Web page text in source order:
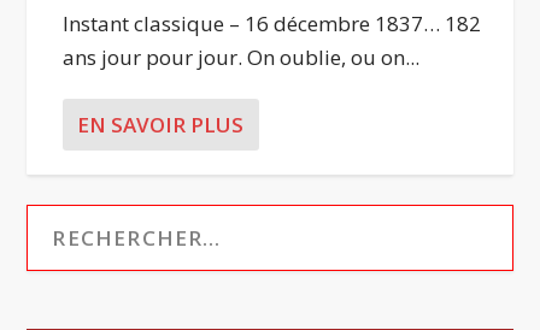
Instant classique – 16 décembre 1837… 182
ans jour pour jour. On oublie, ou on...
EN SAVOIR PLUS